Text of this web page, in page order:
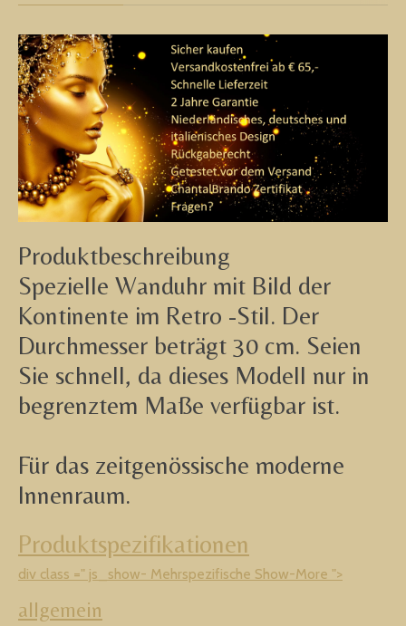
Produktbeschreibung
Spezielle Wanduhr mit Bild der
Kontinente im Retro -Stil. Der
Durchmesser beträgt 30 cm. Seien
Sie schnell, da dieses Modell nur in
begrenztem Maße verfügbar ist.
Für das zeitgenössische moderne
Innenraum.
Produktspezifikationen
div class =" js_show- Mehrspezifische Show-More ">
allgemein